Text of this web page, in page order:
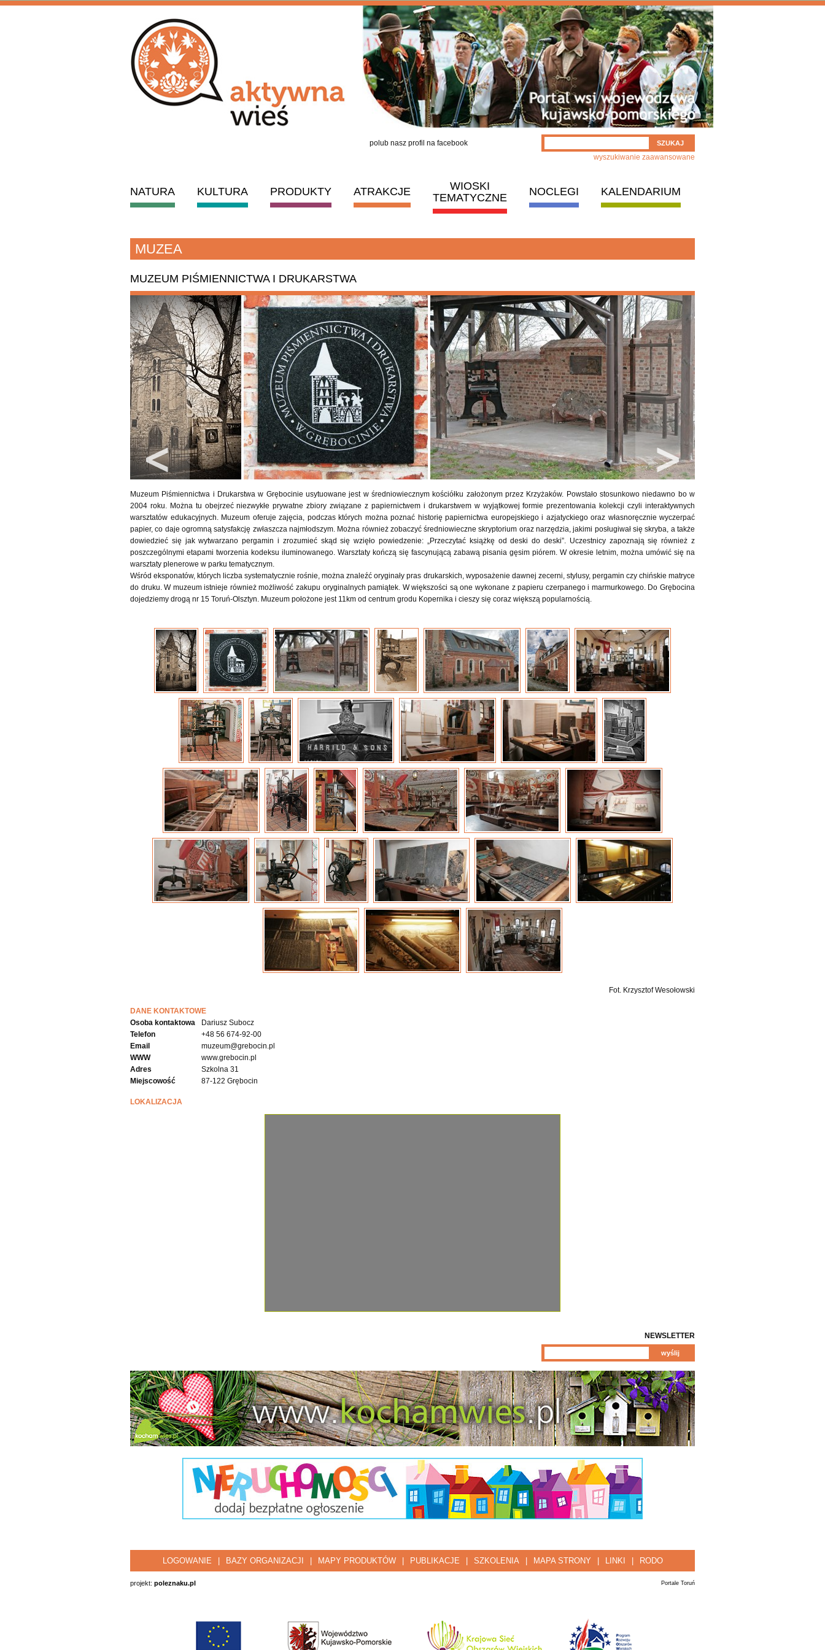
polub nasz profil na facebook
wyszukiwanie zaawansowane
NATURA KULTURA PRODUKTY ATRAKCJE
WIOSKI
TEMATYCZNE
NOCLEGI KALENDARIUM
MUZEA
MUZEUM PIŚMIENNICTWA I DRUKARSTWA
Muzeum Piśmiennictwa i Drukarstwa w Grębocinie usytuowane jest w średniowiecznym kościółku założonym przez Krzyżaków. Powstało stosunkowo niedawno bo w
2004 roku. Można tu obejrzeć niezwykłe prywatne zbiory związane z papiernictwem i drukarstwem w wyjątkowej formie prezentowania kolekcji czyli interaktywnych
warsztatów edukacyjnych. Muzeum oferuje zajęcia, podczas których można poznać historię papiernictwa europejskiego i azjatyckiego oraz własnoręcznie wyczerpać
papier, co daje ogromną satysfakcję zwłaszcza najmłodszym. Można również zobaczyć średniowieczne skryptorium oraz narzędzia, jakimi posługiwał się skryba, a także
dowiedzieć się jak wytwarzano pergamin i zrozumieć skąd się wzięło powiedzenie: „Przeczytać książkę od deski do deski”. Uczestnicy zapoznają się również z
poszczególnymi etapami tworzenia kodeksu iluminowanego. Warsztaty kończą się fascynującą zabawą pisania gęsim piórem. W okresie letnim, można umówić się na
warsztaty plenerowe w parku tematycznym.
Wśród eksponatów, których liczba systematycznie rośnie, można znaleźć oryginały pras drukarskich, wyposażenie dawnej zecerni, stylusy, pergamin czy chińskie matryce
do druku. W muzeum istnieje również możliwość zakupu oryginalnych pamiątek. W większości są one wykonane z papieru czerpanego i marmurkowego. Do Grębocina
dojedziemy drogą nr 15 Toruń-Olsztyn. Muzeum położone jest 11km od centrum grodu Kopernika i cieszy się coraz większą popularnością.
Fot. Krzysztof Wesołowski
DANE KONTAKTOWE
Osoba kontaktowa
Dariusz Subocz
Telefon
+48 56 674-92-00
Email
muzeum@grebocin.pl
WWW
www.grebocin.pl
Adres
Szkolna 31
Miejscowość
87-122 Grębocin
LOKALIZACJA
NEWSLETTER
LOGOWANIE BAZY ORGANIZACJI MAPY PRODUKTÓW PUBLIKACJE SZKOLENIA MAPA STRONY LINKI RODO
projekt: poleznaku.pl Portale Toruń